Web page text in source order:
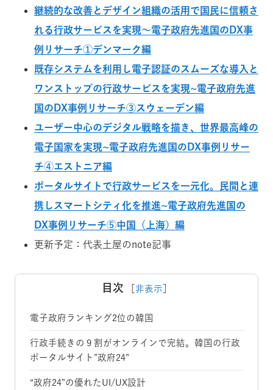
継続的な改善とデザイン組織の活用で国民に信頼さ
れる行政サービスを実現〜電子政府先進国のDX事
例リサーチ①デンマーク編
既存システムを利用し電子認証のスムーズな導入と
ワンストップの行政サービスを実現~電子政府先進
国のDX事例リサーチ③スウェーデン編
ユーザー中心のデジタル戦略を描き、世界最高峰の
電子国家を実現~電子政府先進国のDX事例リサー
チ④エストニア編
ポータルサイトで行政サービスを一元化。民間と連
携しスマートシティ化を推進~電子政府先進国の
DX事例リサーチ⑤中国（上海）編
更新予定：代表土屋のnote記事
目次 非表示
電子政府ランキング2位の韓国
行政手続きの９割がオンラインで完結。韓国の行政
ポータルサイト”政府24”
“政府24”の優れたUI/UX設計